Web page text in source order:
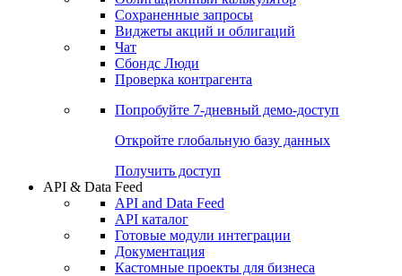
Сохраненные запросы
Виджеты акций и облигаций
Чат
Сбондс Люди
Проверка контрагента
Попробуйте 7-дневный демо-доступ
Откройте глобальную базу данных
Получить доступ
API & Data Feed
API and Data Feed
API каталог
Готовые модули интеграции
Документация
Кастомные проекты для бизнеса